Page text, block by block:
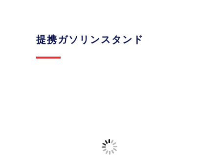
提携ガソリンスタンド